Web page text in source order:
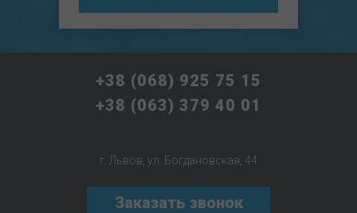
+38 (068) 925 75 15
+38 (063) 379 40 01
г. Львов, ул. Богдановская, 44
Заказать звонок